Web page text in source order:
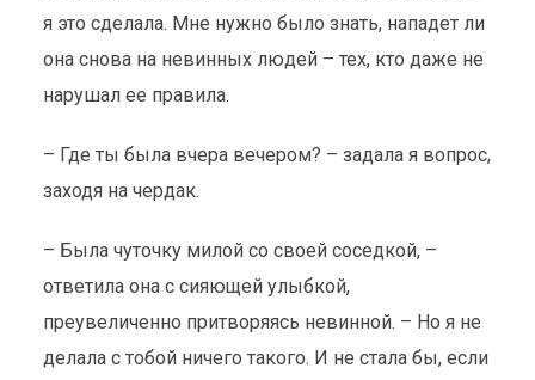
я это сделала. Мне нужно было знать, нападет ли
она снова на невинных людей – тех, кто даже не
нарушал ее правила.
– Где ты была вчера вечером? – задала я вопрос,
заходя на чердак.
– Была чуточку милой со своей соседкой, –
ответила она с сияющей улыбкой,
преувеличенно притворяясь невинной. – Но я не
делала с тобой ничего такого. И не стала бы, если